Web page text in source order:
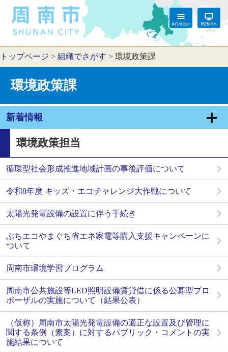
トップページ > 組織でさがす > 環境政策課
環境政策課
新着情報
環境政策担当
循環型社会形成推進地域計画の事後評価について
令和8年度 キッズ・エコチャレンジ大作戦について
太陽光発電設備の設置に伴う手続き
ぶちエコやまぐち省エネ家電等購入支援キャンペーンに
ついて
周南市環境学習プログラム
周南市公共施設等LED照明設備賃貸借に係る公募型プロ
ポーザルの実施について（結果公表）
（仮称）周南市太陽光発電設備の適正な設置及び管理に
関する条例（素案）に対するパブリック・コメントの実
施結果について